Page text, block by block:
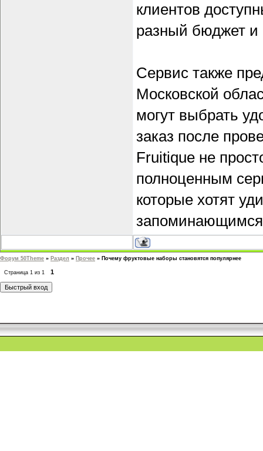
клиентов
разный бюджет
Сервис также
Московской
могут выбрать
заказ после
Fruitique не
полноценным
которые хотят
Форум 50Theme » Раздел » Прочее » Почему фруктовые наборы становятся популярнее
Страница 1 из 1 1